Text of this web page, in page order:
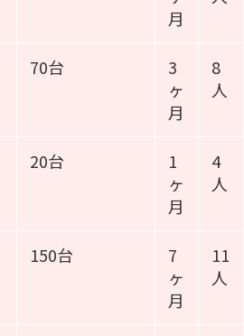
月
70台
3
ヶ
月
8
人
20台
1
ヶ
月
4
人
150台
7
ヶ
月
11
人